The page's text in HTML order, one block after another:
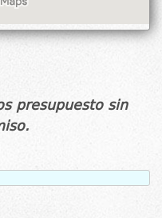
presupuesto sin